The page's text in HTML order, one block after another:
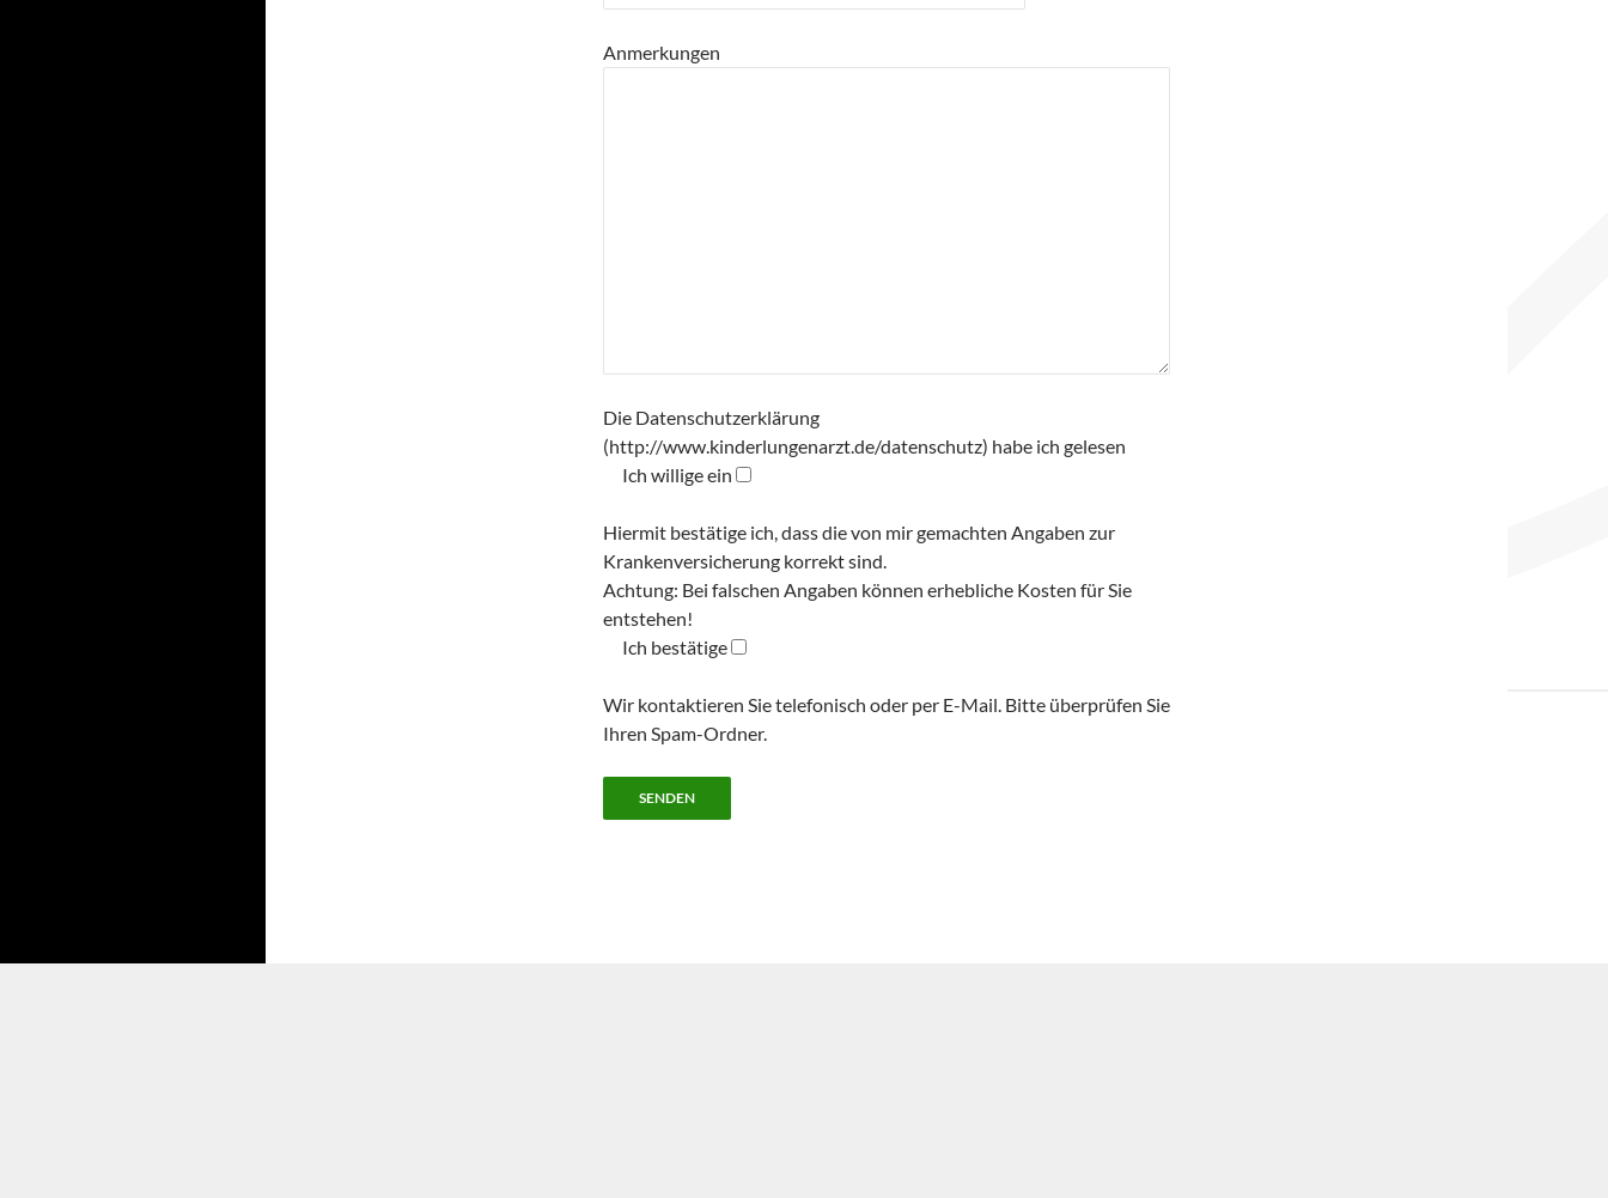
Anmerkungen
Die Datenschutzerklärung
(http://www.kinderlungenarzt.de/datenschutz) habe ich gelesen
Ich willige ein
Hiermit bestätige ich, dass die von mir gemachten Angaben zur
Krankenversicherung korrekt sind.
Achtung: Bei falschen Angaben können erhebliche Kosten für Sie
entstehen!
Ich bestätige
Wir kontaktieren Sie telefonisch oder per E-Mail. Bitte überprüfen Sie
Ihren Spam-Ordner.